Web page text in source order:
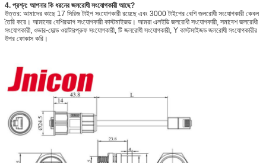
4. প্রশ্ন: আপনার কি ধরনের জলরোধী সংযোগকারী আছে?
উত্তর: আমাদের কাছে 17 সিরিজ টাইপ সংযোগকারী রয়েছে এবং 3000 টাইপের বেশি জলরোধী সংযোগকারী কেবল
তৈরি করে। আমাদের বেশিরভাগ সংযোগকারী কাস্টমাইজড। আমরা এলইডি জলরোধী সংযোগকারী, সমাবেশ জলরোধী
সংযোগকারী, ওভার-মোল্ড ওয়াটারপ্রুফ সংযোগকারী, টি জলরোধী সংযোগকারী, Y কাস্টমাইজড জলরোধী সংযোগকারীর
উপর ফোকাস করি।